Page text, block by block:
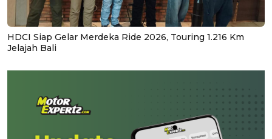
HDCI Siap Gelar Merdeka Ride 2026, Touring 1.216 Km
Jelajah Bali